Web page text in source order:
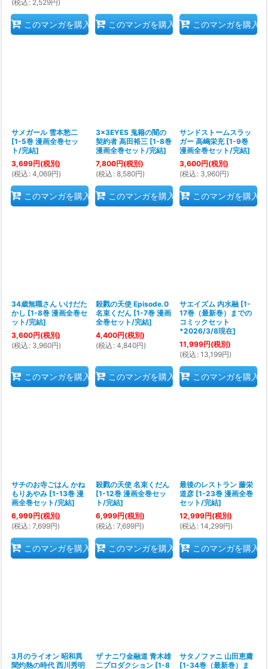
(税込 : 2,529円)
このマンガを購入 このマンガを購入 このマンガを購入
サメガール 雪本愁二
[1-5巻 漫画全巻セッ
ト/完結]
3,699円(税別)
(税込 : 4,069円)
このマンガを購入
3×3EYES 鬼籍の闇の
契約者 高田裕三 [1-8巻
漫画全巻セット/完結]
7,800円(税別)
(税込 : 8,580円)
このマンガを購入
サンドストームスラッ
ガー 高嶋栄充 [1-9巻
漫画全巻セット/完結]
3,600円(税別)
(税込 : 3,960円)
このマンガを購入
34歳無職さん いけだた
かし [1-8巻 漫画全巻セ
ット/完結]
3,600円(税別)
(税込 : 3,960円)
このマンガを購入
殺戮の天使 Episode.0
名束くだん [1-7巻 漫画
全巻セット/完結]
4,400円(税別)
(税込 : 4,840円)
このマンガを購入
サエイズム 内水融 [1-
17巻（最新巻）までの
コミックセット
*2026/3/8現在]
11,999円(税別)
(税込 : 13,199円)
このマンガを購入
サチのお寺ごはん かね
もりあやみ [1-13巻 漫
画全巻セット/完結]
6,999円(税別)
(税込 : 7,699円)
このマンガを購入
殺戮の天使 名束くだん
[1-12巻 漫画全巻セッ
ト/完結]
6,999円(税別)
(税込 : 7,699円)
このマンガを購入
最後のレストラン 藤栄
道彦 [1-23巻 漫画全巻
セット/完結]
12,999円(税別)
(税込 : 14,299円)
このマンガを購入
3月のライオン 昭和異
聞灼熱の時代 西川秀明
ザ ナニワ金融道 青木雄
二プロダクション [1-8
サタノファニ 山田恵庸
[1-34巻（最新巻）ま